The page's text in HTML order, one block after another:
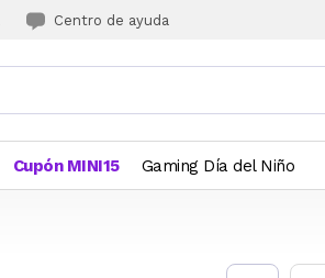
Centro de ayuda
Cupón MINI15 Gaming Día del Niño